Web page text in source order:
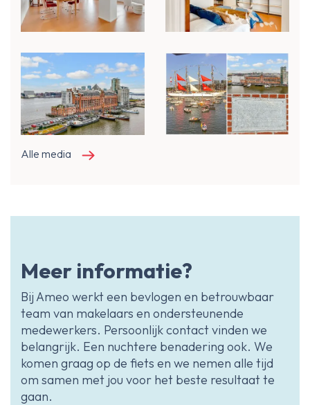
Alle media
Meer informatie?
Bij Ameo werkt een bevlogen en betrouwbaar
team van makelaars en ondersteunende
medewerkers. Persoonlijk contact vinden we
belangrijk. Een nuchtere benadering ook. We
komen graag op de fiets en we nemen alle tijd
om samen met jou voor het beste resultaat te
gaan.